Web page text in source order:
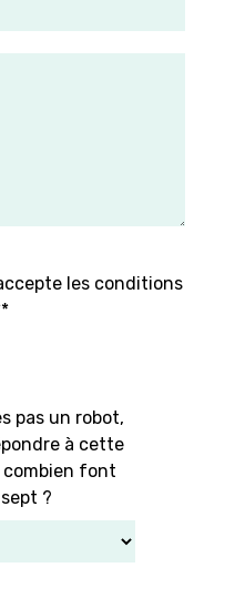
les conditions
pas un robot,
à cette
combien font
?